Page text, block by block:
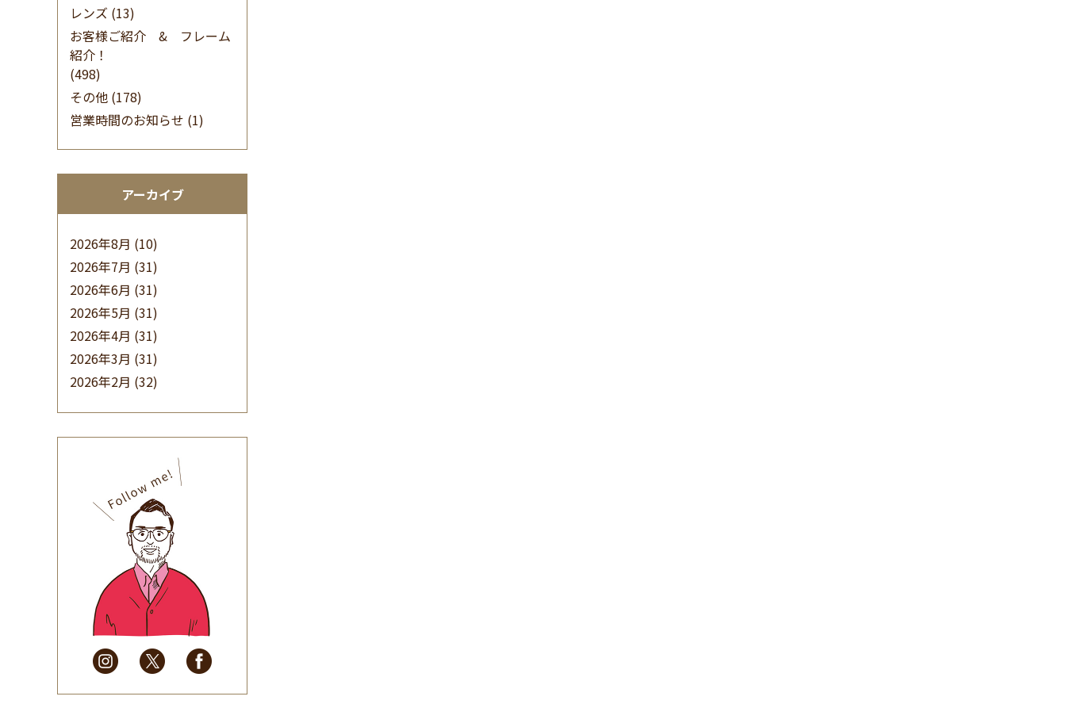
レンズ (13)
お客様ご紹介 & フレーム
紹介！
(498)
その他 (178)
営業時間のお知らせ (1)
アーカイブ
2026年8月 (10)
2026年7月 (31)
2026年6月 (31)
2026年5月 (31)
2026年4月 (31)
2026年3月 (31)
2026年2月 (32)
(32)
2025年9月(30)
2025年8月(31)
2025年7月(37)
2025年6月(48)
2025年5月
(41)
2025年4月
(32)
2025年3月(31)
2025年2月
(28)
2025年1月
(34)